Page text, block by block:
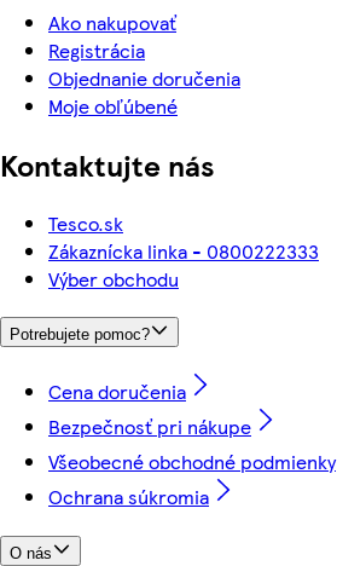
Ako nakupovať
Registrácia
Objednanie doručenia
Moje obľúbené
Kontaktujte nás
Tesco.sk
Zákaznícka linka - 0800222333
Výber obchodu
Potrebujete pomoc?
Cena doručenia
Bezpečnosť pri nákupe
Všeobecné obchodné podmienky
Ochrana súkromia
O nás